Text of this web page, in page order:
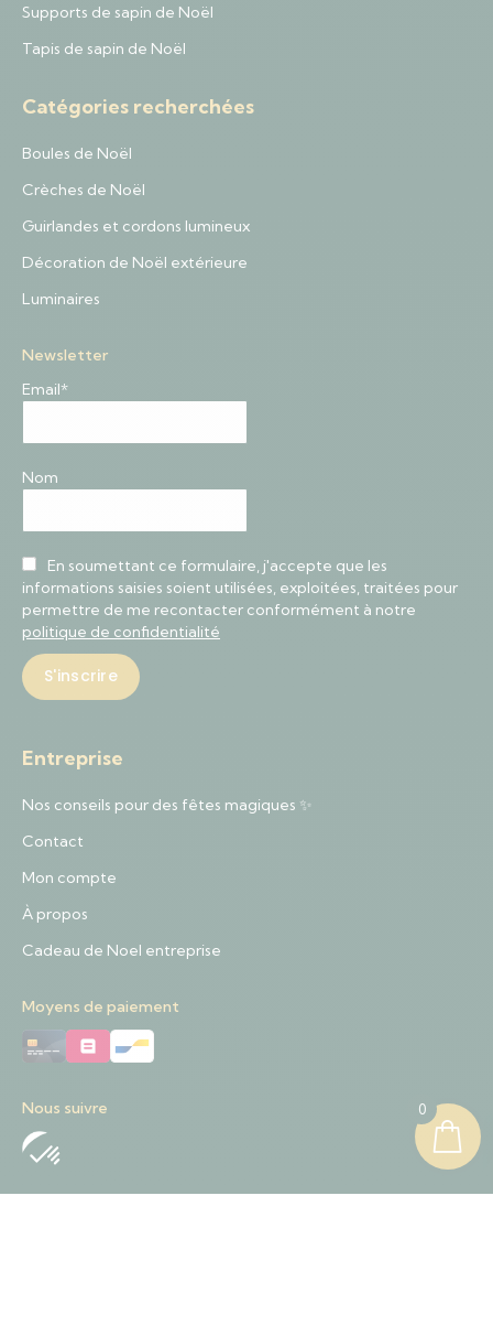
Supports de sapin de Noël
Tapis de sapin de Noël
Catégories recherchées
Boules de Noël
Crèches de Noël
Guirlandes et cordons lumineux
Décoration de Noël extérieure
Luminaires
Newsletter
Email*
Nom
En soumettant ce formulaire, j'accepte que les
informations saisies soient utilisées, exploitées, traitées pour
permettre de me recontacter conformément à notre
politique de confidentialité
Entreprise
Nos conseils pour des fêtes magiques ✨
Contact
Mon compte
À propos
Cadeau de Noel entreprise
Moyens de paiement
Nous suivre 0